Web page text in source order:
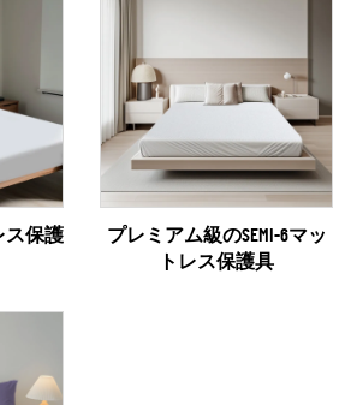
ス保護
プレミアム級のSEMI-6マッ
トレス保護具